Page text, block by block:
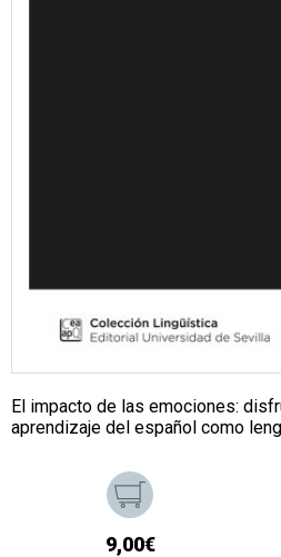
El impacto de las emociones:
aprendizaje del español como
9,00€